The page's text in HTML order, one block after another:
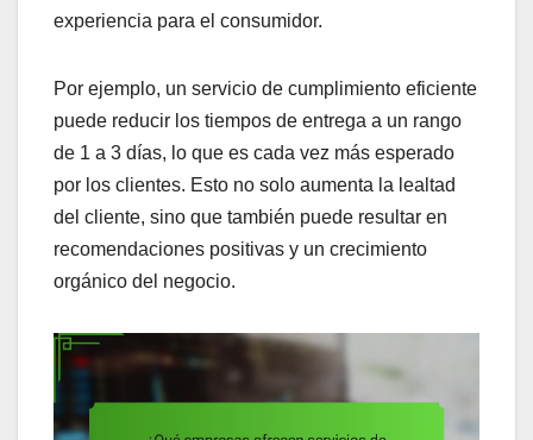
experiencia para el consumidor.
Por ejemplo, un servicio de cumplimiento eficiente
puede reducir los tiempos de entrega a un rango
de 1 a 3 días, lo que es cada vez más esperado
por los clientes. Esto no solo aumenta la lealtad
del cliente, sino que también puede resultar en
recomendaciones positivas y un crecimiento
orgánico del negocio.